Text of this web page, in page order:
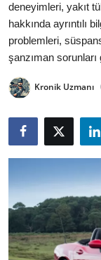
Sigorta & Kasko
Vergi & ÖTV &
Muayene &
Sorgulamalar
İkinci El & Alım-
Bakım & Arıza
Elektrikli & Hibrit
Kiralama & Filo
deneyimleri, yakıt
hakkında ayrıntılı
problemleri,
şanzıman
Kronik Uzmanı